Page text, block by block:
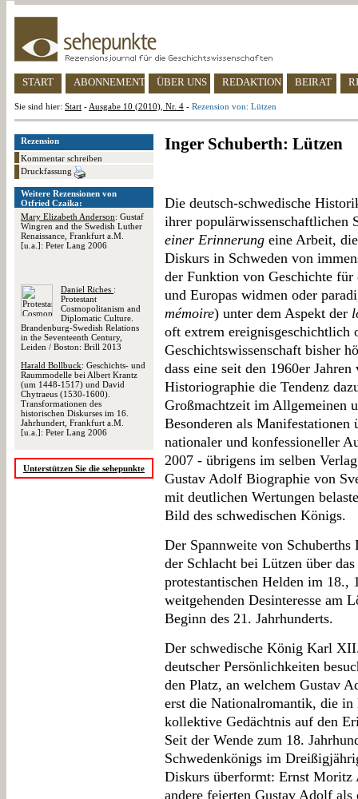
START ABONNEMENT ÜBER UNS REDAKTION BEIRAT
Sie sind hier: Start - Ausgabe 10 (2010), Nr. 4 - Rezension von: Lützen
Rezension
Kommentar schreiben
Druckfassung
Weitere Rezensionen von
Otfried Czaika:
Mary Elizabeth Anderson: Gustaf
Wingren and the Swedish Luther
Renaissance, Frankfurt a.M.
[u.a.]: Peter Lang 2006
Daniel Riches :
Protestant
Cosmopolitanism and
Diplomatic Culture.
Brandenburg-Swedish Relations
in the Seventeenth Century,
Leiden / Boston: Brill 2013
Harald Bollbuck: Geschichts- und
Raummodelle bei Albert Krantz
(um 1448-1517) und David
Chytraeus (1530-1600).
Transformationen des
historischen Diskurses im 16.
Jahrhundert, Frankfurt a.M.
[u.a.]: Peter Lang 2006
Unterstützen Sie die sehepunkte
Inger Schuberth: Lützen
Die deutsch-schwedische
ihrer populärwissenschaftlichen
einer Erinnerung eine Arbeit,
Diskurs in Schweden von
der Funktion von Geschichte
und Europas widmen oder
mémoire) unter dem Aspekt der
oft extrem ereignisgeschichtlich
Geschichtswissenschaft bisher
dass eine seit den 1960er
Historiographie die Tendenz
Großmachtzeit im Allgemeinen
Besonderen als
nationaler und konfessioneller
2007 - übrigens im selben
Gustav Adolf Biographie von
mit deutlichen Wertungen
Bild des schwedischen Königs.
Der Spannweite von
der Schlacht bei Lützen über
protestantischen Helden im 18.,
weitgehenden Desinteresse am
Beginn des 21. Jahrhunderts.
Der schwedische König Karl
deutscher Persönlichkeiten
den Platz, an welchem Gustav
erst die Nationalromantik, die in
kollektive Gedächtnis auf den
Seit der Wende zum 18.
Schwedenkönigs im
Diskurs überformt: Ernst
andere feierten Gustav Adolf